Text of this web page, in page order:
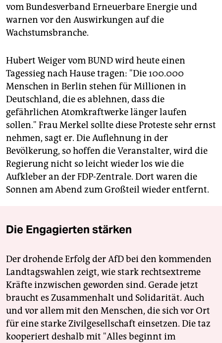
vom Bundesverband Erneuerbare Energie und
warnen vor den Auswirkungen auf die
Wachstumsbranche.
Hubert Weiger vom BUND wird heute einen
Tagessieg nach Hause tragen: "Die 100.000
Menschen in Berlin stehen für Millionen in
Deutschland, die es ablehnen, dass die
gefährlichen Atomkraftwerke länger laufen
sollen." Frau Merkel sollte diese Proteste sehr ernst
nehmen, sagt er. Die Auflehnung in der
Bevölkerung, so hoffen die Veranstalter, wird die
Regierung nicht so leicht wieder los wie die
Aufkleber an der FDP-Zentrale. Dort waren die
Sonnen am Abend zum Großteil wieder entfernt.
Die Engagierten stärken
Der drohende Erfolg der AfD bei den kommenden
Landtagswahlen zeigt, wie stark rechtsextreme
Kräfte inzwischen geworden sind. Gerade jetzt
braucht es Zusammenhalt und Solidarität. Auch
und vor allem mit den Menschen, die sich vor Ort
für eine starke Zivilgesellschaft einsetzen. Die taz
kooperiert deshalb mit "Alles beginnt im